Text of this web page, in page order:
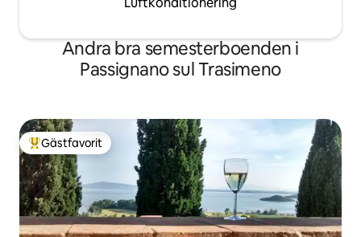
Andra bra semesterboenden i
Passignano sul Trasimeno
Populär gästfavorit
Gästfavorit